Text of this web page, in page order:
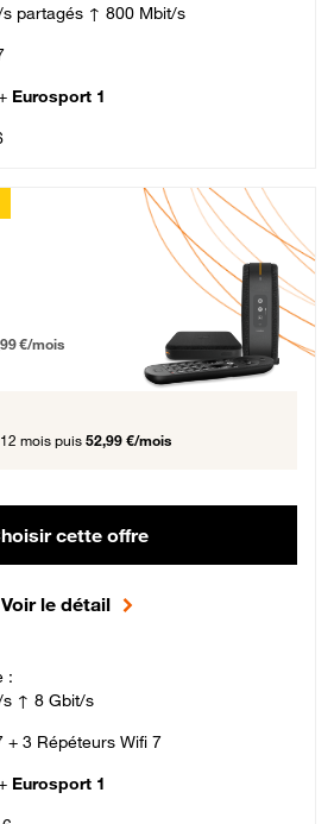
partagés ↑ 800 Mbit/s
Eurosport 1
12 mois puis 57,99 € par mois, Engagement 12 mois
€/mois
mois puis 52,99 €/mois
cette offre
Voir le détail
:
↑ 8 Gbit/s
+ 3 Répéteurs Wifi 7
Eurosport 1